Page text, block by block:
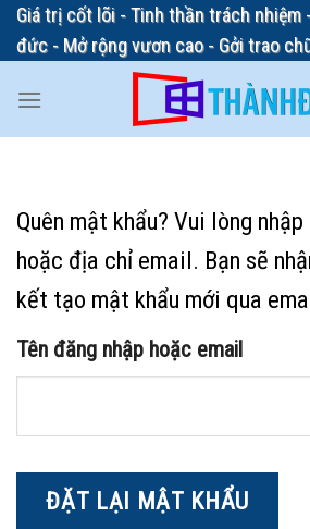
Skip
content
Giá trị cốt lõi - Tinh thần trách nhiệm
đức - Mở rộng vươn cao - Gởi trao
Quên mật khẩu? Vui lòng
hoặc địa chỉ email. Bạn sẽ
kết tạo mật khẩu mới qua
Tên đăng nhập hoặc email
ĐẶT LẠI MẬT KHẨU